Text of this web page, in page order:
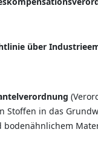
über
in das